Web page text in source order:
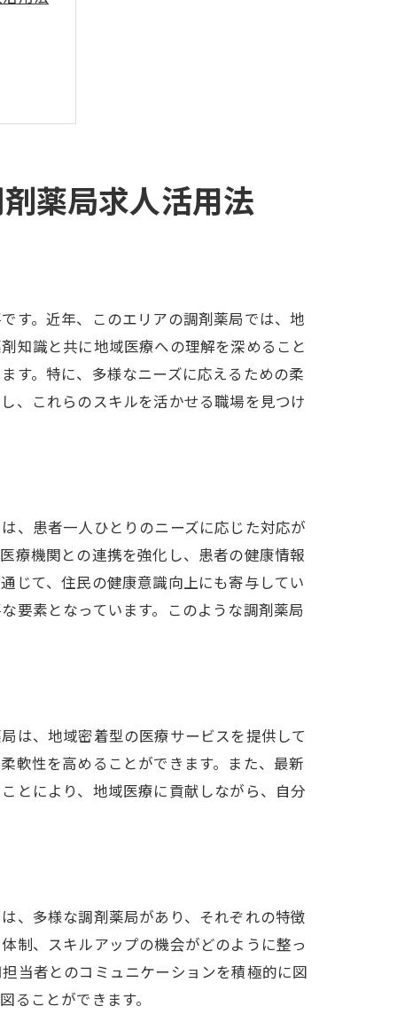
薬局求人活用法
す。近年、このエリアの調剤薬局では、地
知識と共に地域医療への理解を深めること
す。特に、多様なニーズに応えるための柔
、これらのスキルを活かせる職場を見つけ
、患者一人ひとりのニーズに応じた対応が
療機関との連携を強化し、患者の健康情報
じて、住民の健康意識向上にも寄与してい
要素となっています。このような調剤薬局
は、地域密着型の医療サービスを提供して
軟性を高めることができます。また、最新
とにより、地域医療に貢献しながら、自分
、多様な調剤薬局があり、それぞれの特徴
制、スキルアップの機会がどのように整っ
当者とのコミュニケーションを積極的に図
ことができます。